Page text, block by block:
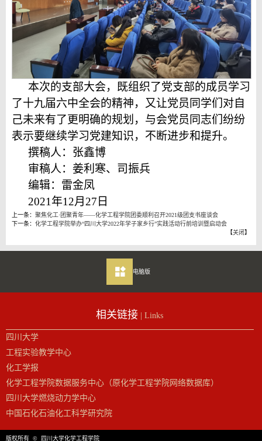
本次的支部大会，既组织了党支部的成员学习
了十九届六中全会的精神，又让党员同学们对自
己未来有了更明确的规划，与会党员同志们纷纷
表示要继续学习党建知识，不断进步和提升。
撰稿人：张鑫博
审稿人：姜利寒、司振兵
编辑：雷金凤
2021年12月27日
上一条： 聚焦化工·团聚青年——化学工程学院团委顺利召开2021级团支书座谈会
下一条： 化学工程学院举办“四川大学2022年学子家乡行”实践活动行前培训暨启动会
【关闭 】
电脑版
相关链接 | Links
四川大学
工程实验教学中心
化工学报
化学工程学院数据服务中心（原化学工程学院网络数据库）
四川大学燃烧动力学中心
中国石化石油化工科学研究院
版权所有 © 四川大学化学工程学院